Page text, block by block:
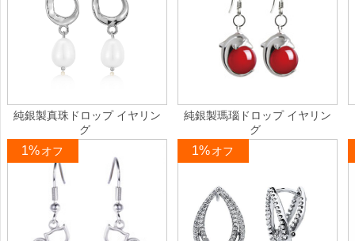
純銀製真珠ドロップ イヤリン
グ
純銀製瑪瑙ドロップ イヤリン
グ
1%オフ 1%オフ